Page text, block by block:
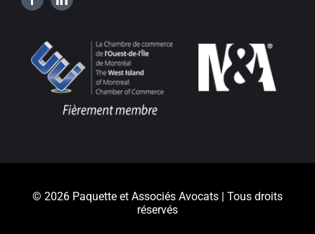
© 2026 Paquette et Associés Avocats | Tous droits
réservés